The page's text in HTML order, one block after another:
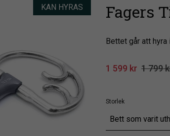
Fagers
Bettet går att hyra
KAN HYRAS
Nedsatt pris:
1 599 kr 1 799
Storlek
Bett som varit